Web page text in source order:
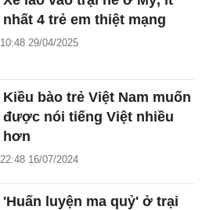
nhất 4 trẻ em thiệt mạng
10:48 29/04/2025
Kiều bào trẻ Việt Nam muốn
được nói tiếng Việt nhiều
hơn
22:48 16/07/2024
'Huấn luyện ma quỷ' ở trại